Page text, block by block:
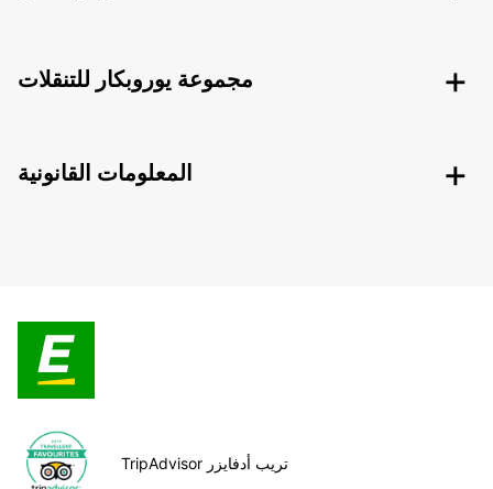
مجموعة يوروبكار للتنقلات
المعلومات القانونية
TripAdvisor تريب أدفايزر